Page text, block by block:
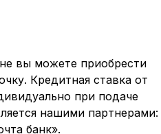
вы можете приобрести
Кредитная ставка от
при подаче
нашими партнерами:
банк».
условиях не